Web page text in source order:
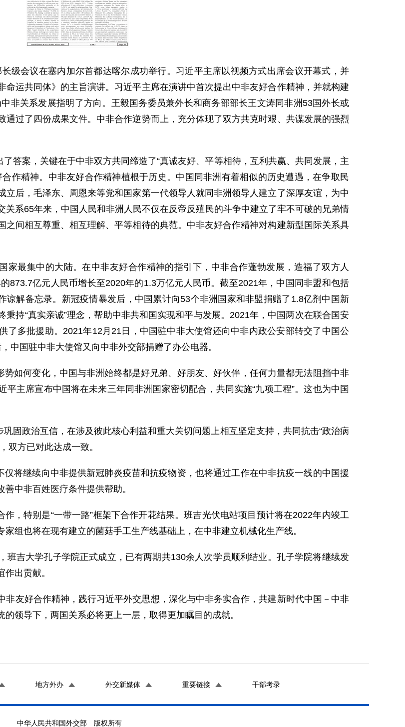
级会议在塞内加尔首都达喀尔成功举行。习近平主席以视频方式出席会议开幕式，并
运共同体》的主旨演讲。习近平主席在演讲中首次提出中非友好合作精神，并就构建
非关系发展指明了方向。王毅国务委员兼外长和商务部部长王文涛同非洲53国外长或
过了四份成果文件。中非合作逆势而上，充分体现了双方共克时艰、共谋发展的强烈
答案，关键在于中非双方共同缔造了“真诚友好、平等相待，互利共赢、共同发展，主
作精神。中非友好合作精神植根于历史。中国同非洲有着相似的历史遭遇，在争取民
后，毛泽东、周恩来等党和国家第一代领导人就同非洲领导人建立了深厚友谊，为中
系65年来，中国人民和非洲人民不仅在反帝反殖民的斗争中建立了牢不可破的兄弟情
间相互尊重、相互理解、平等相待的典范。中非友好合作精神对构建新型国际关系具
家最集中的大陆。在中非友好合作精神的指引下，中非合作蓬勃发展，造福了双方人
873.7亿元人民币增长至2020年的1.3万亿元人民币。截至2021年，中国同非盟和包括
谅解备忘录。新冠疫情暴发后，中国累计向53个非洲国家和非盟捐赠了1.8亿剂中国新
持“真实亲诚”理念，帮助中非共和国实现和平与发展。2021年，中国两次在联合国安
了多批援助。2021年12月21日，中国驻中非大使馆还向中非内政公安部转交了中国公
中国驻中非大使馆又向中非外交部捐赠了办公电器。
如何变化，中国与非洲始终都是好兄弟、好朋友、好伙伴，任何力量都无法阻挡中非
主席宣布中国将在未来三年同非洲国家密切配合，共同实施“九项工程”。这也为中国
固政治互信，在涉及彼此核心利益和重大关切问题上相互坚定支持，共同抗击“政治病
双方已对此达成一致。
将继续向中非提供新冠肺炎疫苗和抗疫物资，也将通过工作在中非抗疫一线的中国援
中非百姓医疗条件提供帮助。
，特别是“一带一路”框架下合作开花结果。班吉光伏电站项目预计将在2022年内竣工
组也将在现有建立的菌菇手工生产线基础上，在中非建立机械化生产线。
班吉大学孔子学院正式成立，已有两期共130余人次学员顺利结业。孔子学院将继续发
出贡献。
友好合作精神，践行习近平外交思想，深化与中非务实合作，共建新时代中国－中非
领导下，两国关系必将更上一层，取得更加瞩目的成就。
地方外办 外交新媒体 重要链接 干部考录
中华人民共和国外交部 版权所有